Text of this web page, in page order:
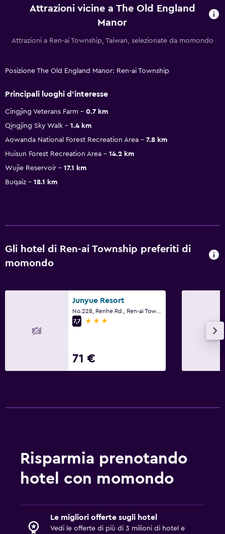
Attrazioni vicine a The Old England
Manor
Attrazioni a Ren-ai Township, Taiwan, selezionate da momondo
Posizione The Old England Manor: Ren-ai Township
Principali luoghi d'interesse
Cingjing Veterans Farm
0.7 km
Qingjing Sky Walk
1.4 km
Aowanda National Forest Recreation Area
7.8 km
Huisun Forest Recreation Area
14.2 km
Wujie Reservoir
17.1 km
Buqaiz
18.1 km
Gli hotel di Ren-ai Township preferiti di
momondo
Junyue Resort
7,7
3 stelle
71 €
Risparmia prenotando
hotel con momondo
Le migliori offerte sugli hotel
Vedi le offerte di più di 3 milioni di hotel e